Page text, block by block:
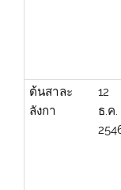
ต้นสาละ
ลังกา
12
ธ.ค.